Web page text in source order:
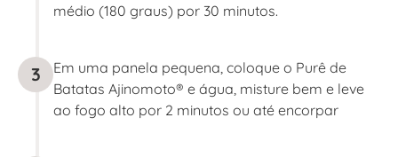
médio (180 graus) por 30 minutos.
3
Em uma panela pequena, coloque o Purê de
Batatas Ajinomoto® e água, misture bem e leve
ao fogo alto por 2 minutos ou até encorpar